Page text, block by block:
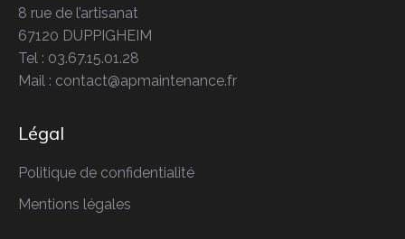
8 rue de l’artisanat
67120 DUPPIGHEIM
Tel : 03.67.15.01.28
Mail : contact@apmaintenance.fr
Légal
Politique de confidentialité
Mentions légales